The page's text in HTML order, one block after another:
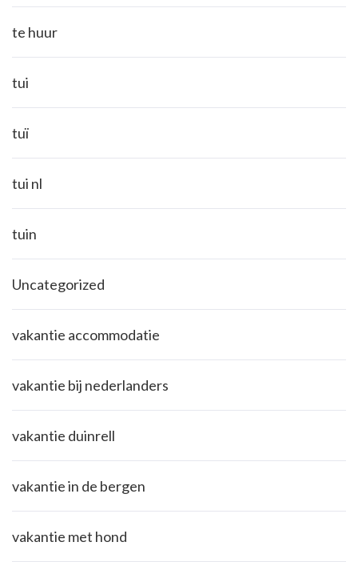
te huur
tui
tuï
tui nl
tuin
Uncategorized
vakantie accommodatie
vakantie bij nederlanders
vakantie duinrell
vakantie in de bergen
vakantie met hond